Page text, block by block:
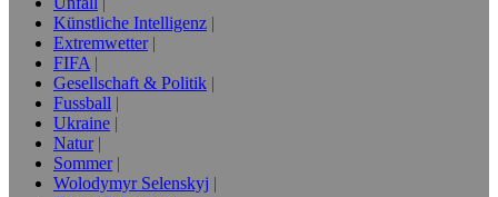
Künstliche Intelligenz
Extremwetter
FIFA
Gesellschaft & Politik
Fussball
Ukraine
Natur
Sommer
Wolodymyr Selenskyj